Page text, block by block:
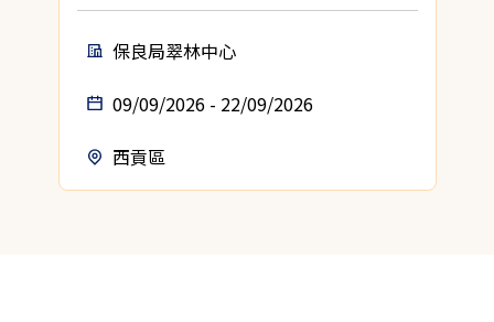
保良局翠林中心
09/09/2026 - 22/09/2026
西貢區